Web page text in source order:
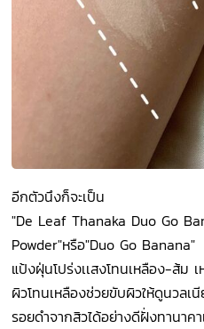
อีกตัวนึงก็จะเป็น
"De Leaf Thanaka Duo Go
Powder"หรือ"Duo Go Banana"
แป้งฝุ่นโปร่งเเสงโทนเหลือง-ส้ม
ผิวโทนเหลืองช่วยขับผิวให้ดูนวลเ
รอยดำจากสิวได้อย่างดีฝั่งทานาค